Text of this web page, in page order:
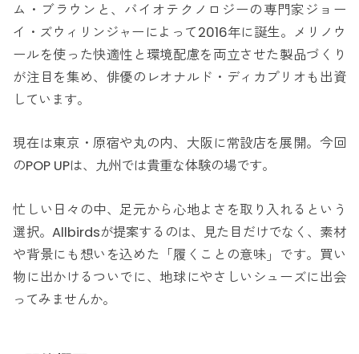
ム・ブラウンと、バイオテクノロジーの専門家ジョー
イ・ズウィリンジャーによって2016年に誕生。メリノウ
ールを使った快適性と環境配慮を両立させた製品づくり
が注目を集め、俳優のレオナルド・ディカプリオも出資
しています。
現在は東京・原宿や丸の内、大阪に常設店を展開。今回
のPOP UPは、九州では貴重な体験の場です。
忙しい日々の中、足元から心地よさを取り入れるという
選択。Allbirdsが提案するのは、見た目だけでなく、素材
や背景にも想いを込めた「履くことの意味」です。買い
物に出かけるついでに、地球にやさしいシューズに出会
ってみませんか。